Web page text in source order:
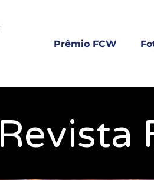
Prêmio FCW
Revista